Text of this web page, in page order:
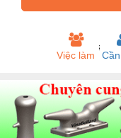
Việc làm